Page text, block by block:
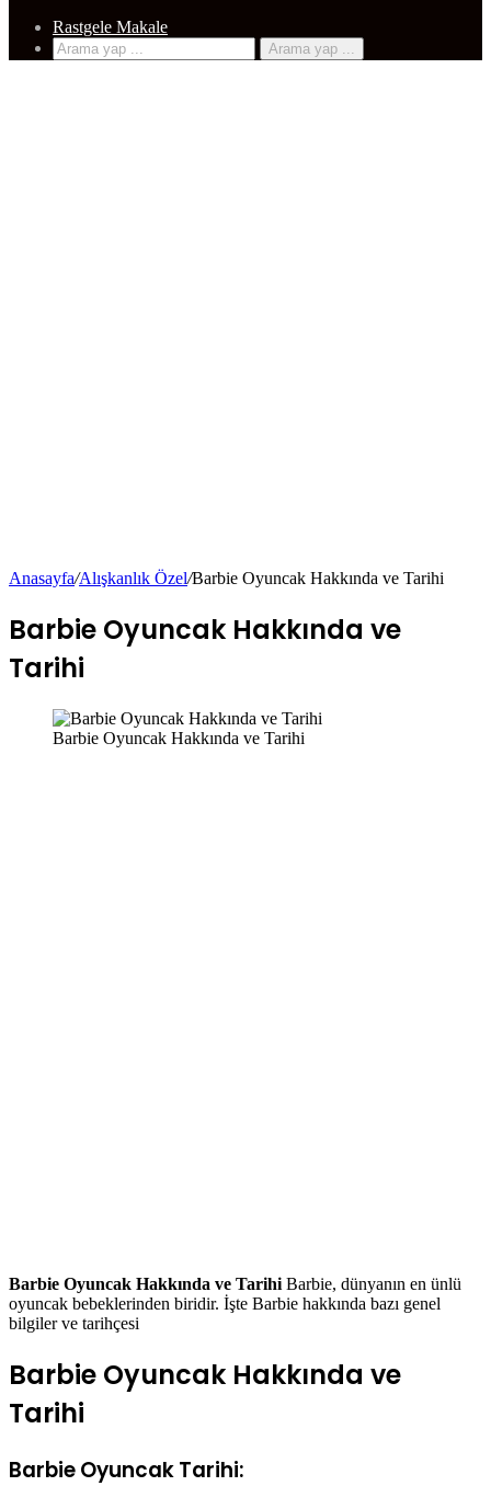
Rastgele Makale
Arama yap ...
Anasayfa/Alışkanlık Özel/Barbie Oyuncak Hakkında ve Tarihi
Barbie Oyuncak Hakkında ve
Tarihi
Barbie Oyuncak Hakkında ve Tarihi
Barbie Oyuncak Hakkında ve Tarihi Barbie, dünyanın en ünlü
oyuncak bebeklerinden biridir. İşte Barbie hakkında bazı genel
bilgiler ve tarihçesi
Barbie Oyuncak Hakkında ve
Tarihi
Barbie Oyuncak Tarihi: